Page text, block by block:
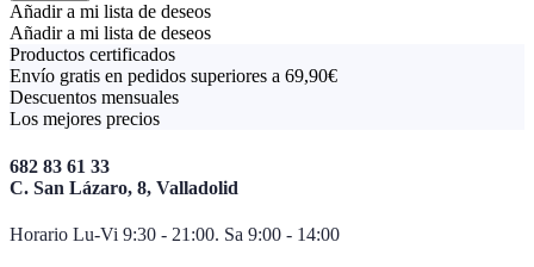
Añadir a mi lista de deseos
Añadir a mi lista de deseos
Productos certificados
Envío gratis en pedidos superiores a 69,90€
Descuentos mensuales
Los mejores precios
682 83 61 33
C. San Lázaro, 8, Valladolid
Horario Lu-Vi 9:30 - 21:00. Sa 9:00 - 14:00